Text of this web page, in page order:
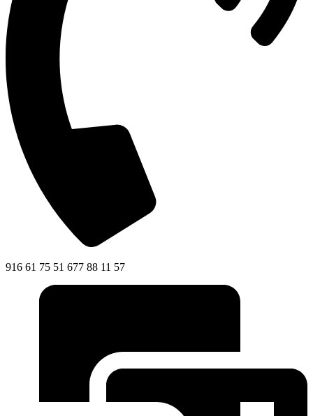
916 61 75 51 677 88 11 57